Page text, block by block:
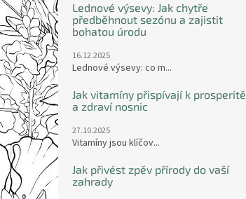
Lednové výsevy: Jak chytře
předběhnout sezónu a zajistit
bohatou úrodu
16.12.2025
Lednové výsevy: co m...
Jak vitamíny přispívají k prosperitě
a zdraví nosnic
27.10.2025
Vitamíny jsou klíčov...
Jak přivést zpěv přírody do vaší
zahrady